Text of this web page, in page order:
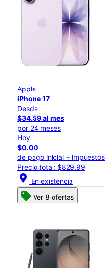
Apple
iPhone 17
Desde
$34.59 al mes
por 24 meses
Hoy
$0.00
de pago inicial + impuestos
Precio total: $829.99
location_on En existencia
Ver 8 ofertas